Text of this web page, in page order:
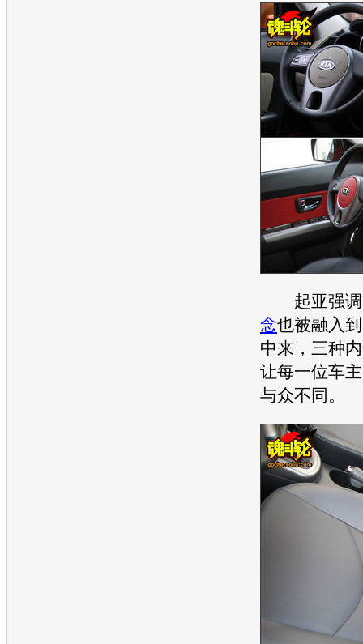
起亚强
念也被融入
中来，三种
让每一位车
与众不同。